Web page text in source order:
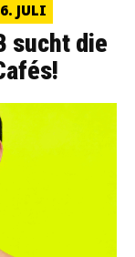
JULI
sucht die